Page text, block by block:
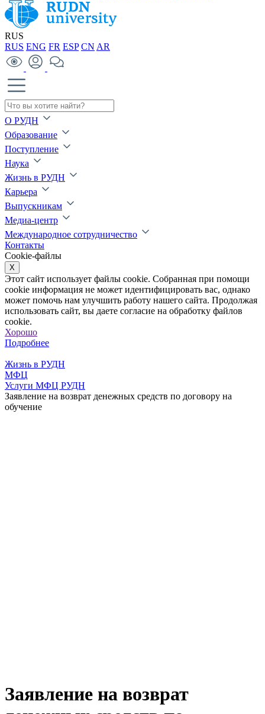
RUS
RUS ENG FR ESP CN AR
О РУДН
Образование
Поступление
Наука
Жизнь в РУДН
Карьера
Выпускникам
Медиа-центр
Международное сотрудничество
Контакты
Cookie-файлы
X
Этот сайт использует файлы cookie. Собранная при помощи
cookie информация не может идентифицировать вас, однако
может помочь нам улучшить работу нашего сайта. Продолжая
использовать сайт, вы даете согласие на обработку файлов
cookie.
Хорошо
Подробнее
Жизнь в РУДН
МФЦ
Услуги МФЦ РУДН
Заявление на возврат денежных средств по договору на
обучение
Заявление на возврат